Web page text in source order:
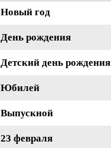
Новый год
День рождения
Детский день рождения
Юбилей
Выпускной
23 февраля